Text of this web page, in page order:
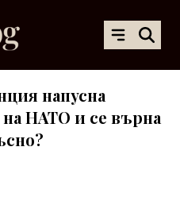
напусна
НАТО и се върна